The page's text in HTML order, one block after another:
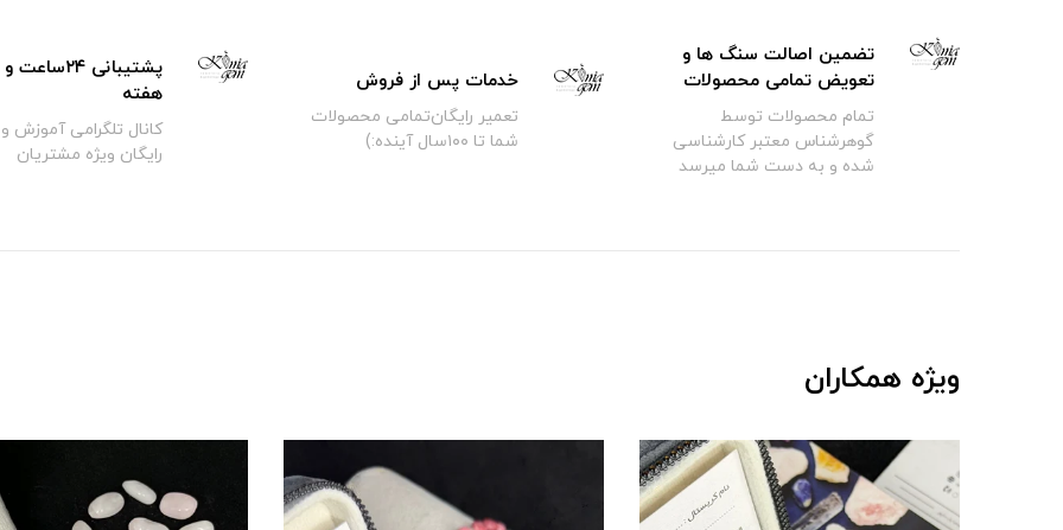
تضمین اصالت سنگ ها و
تعویض تمامی محصولات
تمام محصولات توسط
گوهرشناس معتبر کارشناسی
شده و به دست شما میرسد
خدمات پس از فروش
تعمیر رایگان‌تمامی محصولات
شما تا ۱۰۰سال آینده:)
هفته
کانال تلگرامی آموزش
رایگان ویژه مشتریان
ویژه همکاران